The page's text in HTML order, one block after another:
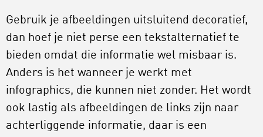
Gebruik je afbeeldingen uitsluitend decoratief,
dan hoef je niet perse een tekstalternatief te
bieden omdat die informatie wel misbaar is.
Anders is het wanneer je werkt met
infographics, die kunnen niet zonder. Het wordt
ook lastig als afbeeldingen de links zijn naar
achterliggende informatie, daar is een